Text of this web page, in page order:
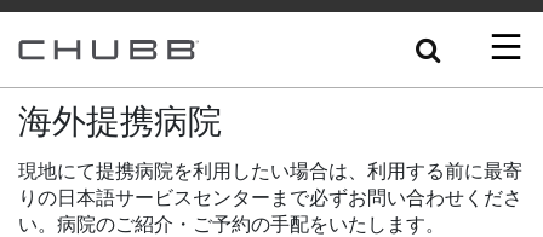
Search
海外提携病院
現地にて提携病院を利用したい場合は、利用する前に最寄
りの日本語サービスセンターまで必ずお問い合わせくださ
い。病院のご紹介・ご予約の手配をいたします。